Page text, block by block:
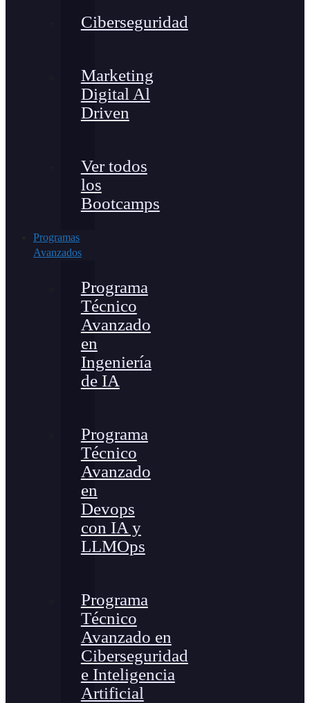
Ciberseguridad
Marketing
Digital Al
Driven
Ver todos
los
Bootcamps
Programas
Avanzados
Programa
Técnico
Avanzado
en
Ingeniería
de IA
Programa
Técnico
Avanzado
en
Devops
con IA y
LLMOps
Programa
Técnico
Avanzado en
Ciberseguridad
e Inteligencia
Artificial